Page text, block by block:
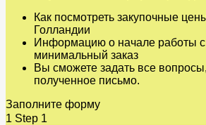
Как посмотреть закупочные
Голландии
Информацию о начале работы
минимальный заказ
Вы сможете задать все
полученное письмо.
Заполните форму
1 Step 1